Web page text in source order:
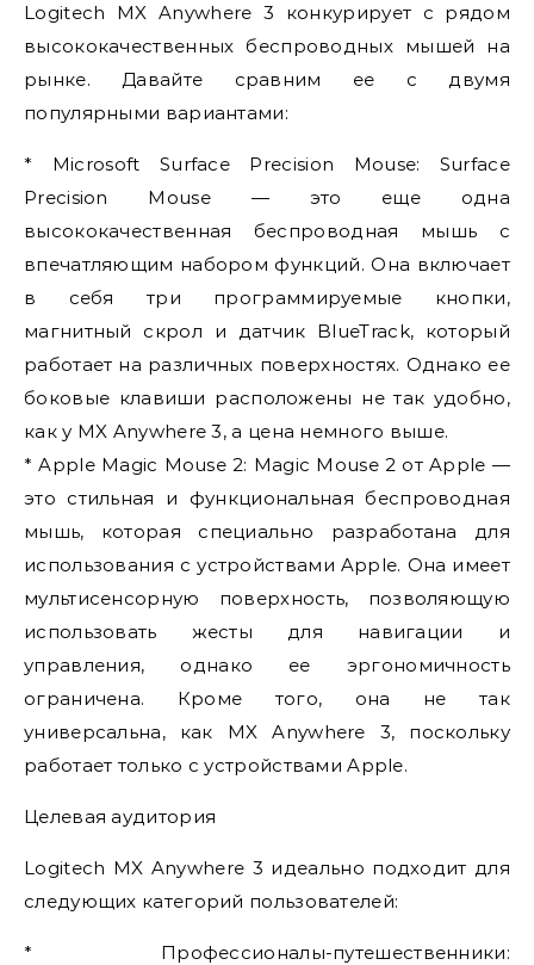
Logitech MX Anywhere 3 конкурирует с рядом
высококачественных беспроводных мышей на
рынке. Давайте сравним ее с двумя
популярными вариантами:
* Microsoft Surface Precision Mouse: Surface
Precision Mouse — это еще одна
высококачественная беспроводная мышь с
впечатляющим набором функций. Она включает
в себя три программируемые кнопки,
магнитный скрол и датчик BlueTrack, который
работает на различных поверхностях. Однако ее
боковые клавиши расположены не так удобно,
как у MX Anywhere 3, а цена немного выше.
* Apple Magic Mouse 2: Magic Mouse 2 от Apple —
это стильная и функциональная беспроводная
мышь, которая специально разработана для
использования с устройствами Apple. Она имеет
мультисенсорную поверхность, позволяющую
использовать жесты для навигации и
управления, однако ее эргономичность
ограничена. Кроме того, она не так
универсальна, как MX Anywhere 3, поскольку
работает только с устройствами Apple.
Целевая аудитория
Logitech MX Anywhere 3 идеально подходит для
следующих категорий пользователей:
* Профессионалы-путешественники: